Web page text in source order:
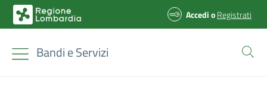
AccedioRegistrati
Bandi e Servizi